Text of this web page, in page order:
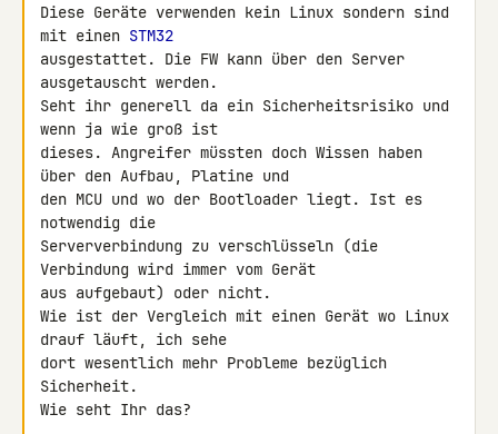
Diese Geräte verwenden kein Linux sondern sind
mit einen STM32
ausgestattet. Die FW kann über den Server
ausgetauscht werden.
Seht ihr generell da ein Sicherheitsrisiko und
wenn ja wie groß ist
dieses. Angreifer müssten doch Wissen haben
über den Aufbau, Platine und
den MCU und wo der Bootloader liegt. Ist es
notwendig die
Serververbindung zu verschlüsseln (die
Verbindung wird immer vom Gerät
aus aufgebaut) oder nicht.
Wie ist der Vergleich mit einen Gerät wo Linux
drauf läuft, ich sehe
dort wesentlich mehr Probleme bezüglich
Sicherheit.
Wie seht Ihr das?